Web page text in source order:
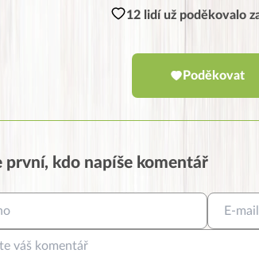
12 lidí už poděkovalo
Poděkovat
první, kdo napíše komentář